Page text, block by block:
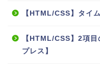
【HTML/CSS】タイ
【HTML/CSS】2項
プレス】